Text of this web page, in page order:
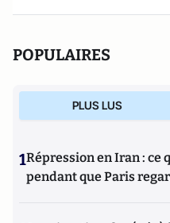
POPULAIRES
PLUS LUS
1Répression en Iran : ce
pendant que Paris